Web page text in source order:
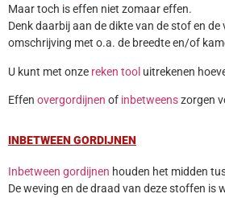
Maar toch is effen niet zomaar effen.
Denk daarbij aan de dikte van de stof en
omschrijving met o.a. de breedte en/of
U kunt met onze reken tool uitrekenen
Effen overgordijnen of inbetweenszorgen
INBETWEEN GORDIJNEN
Inbetween gordijnen houden het midden
De weving en de draad van deze stoffen